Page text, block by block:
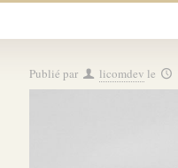
Publié par licomdev le